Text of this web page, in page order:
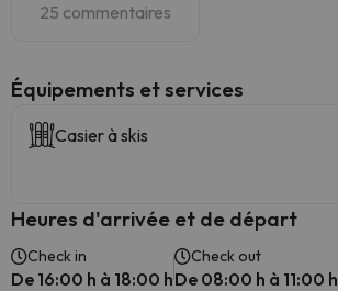
25 commentaires
​Équipements et services
Casier à skis
Heures d'arrivée et de départ
Check in
De 16:00 h à 18:00 h
Check out
De 08:00 h à 11:00 h